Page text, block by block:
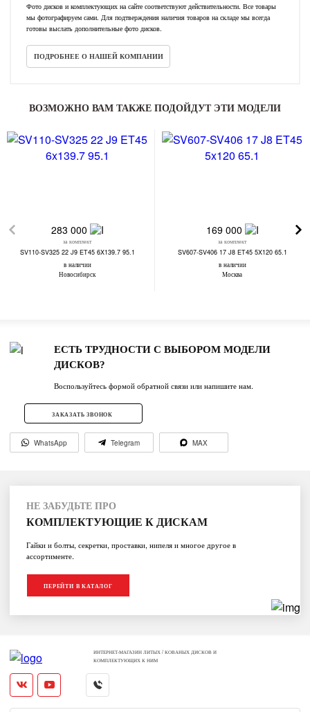
Фото дисков и комплектующих на сайте соответствуют действительности. Все товары
мы фотографируем сами. Для подтверждения наличия товаров на складе мы всегда
готовы выслать дополнительные фото дисков.
ПОДРОБНЕЕ О НАШЕЙ КОМПАНИИ
ВОЗМОЖНО ВАМ ТАКЖЕ ПОДОЙДУТ ЭТИ МОДЕЛИ
283 000
за комплект
SV110-SV325 22 J9 ET45 6X139.7 95.1
в наличии
Новосибирск
169 000
за комплект
SV607-SV406 17 J8 ET45 5X120 65.1
в наличии
Москва
ЕСТЬ ТРУДНОСТИ С ВЫБОРОМ МОДЕЛИ
ДИСКОВ?
Воспользуйтесь формой обратной связи или напишите нам.
ЗАКАЗАТЬ ЗВОНОК
WhatsApp Telegram MAX
НЕ ЗАБУДЬТЕ ПРО
КОМПЛЕКТУЮЩИЕ К ДИСКАМ
Гайки и болты, секретки, проставки, нипеля и многое другое в
ассортименте.
ПЕРЕЙТИ В КАТАЛОГ
ИНТЕРНЕТ-МАГАЗИН ЛИТЫХ / КОВАНЫХ ДИСКОВ И
КОМПЛЕКТУЮЩИХ К НИМ